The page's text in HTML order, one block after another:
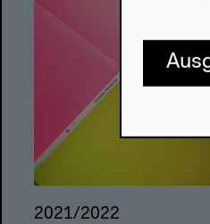
2021/2022